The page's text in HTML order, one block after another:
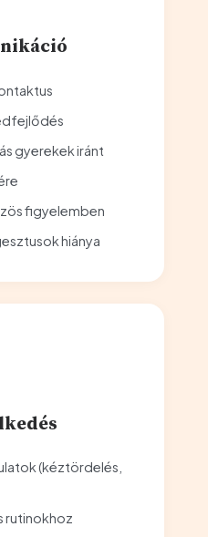
gyerekek iránt
figyelemben
hiánya
(kéztördelés,
rutinokhoz